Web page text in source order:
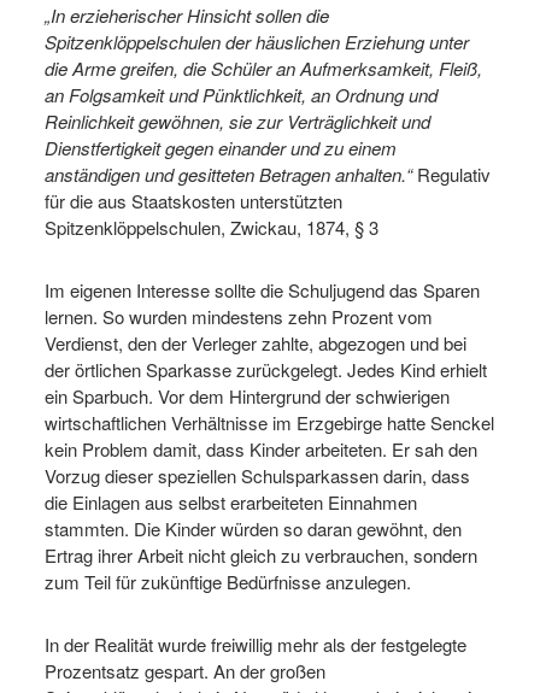
„In erzieherischer Hinsicht sollen die
Spitzenklöppelschulen der häuslichen Erziehung unter
die Arme greifen, die Schüler an Aufmerksamkeit, Fleiß,
an Folgsamkeit und Pünktlichkeit, an Ordnung und
Reinlichkeit gewöhnen, sie zur Verträglichkeit und
Dienstfertigkeit gegen einander und zu einem
anständigen und gesitteten Betragen anhalten.“Regulativ
für die aus Staatskosten unterstützten
Spitzenklöppelschulen, Zwickau, 1874, § 3
Im eigenen Interesse sollte die Schuljugend das Sparen
lernen. So wurden mindestens zehn Prozent vom
Verdienst, den der Verleger zahlte, abgezogen und bei
der örtlichen Sparkasse zurückgelegt. Jedes Kind erhielt
ein Sparbuch. Vor dem Hintergrund der schwierigen
wirtschaftlichen Verhältnisse im Erzgebirge hatte Senckel
kein Problem damit, dass Kinder arbeiteten. Er sah den
Vorzug dieser speziellen Schulsparkassen darin, dass
die Einlagen aus selbst erarbeiteten Einnahmen
stammten. Die Kinder würden so daran gewöhnt, den
Ertrag ihrer Arbeit nicht gleich zu verbrauchen, sondern
zum Teil für zukünftige Bedürfnisse anzulegen.
In der Realität wurde freiwillig mehr als der festgelegte
Prozentsatz gespart. An der großen